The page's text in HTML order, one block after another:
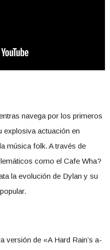
navega por los primeros
explosiva actuación en
música folk. A través de
como el Cafe Wha?
la evolución de Dylan y su
versión de «A Hard Rain’s a-